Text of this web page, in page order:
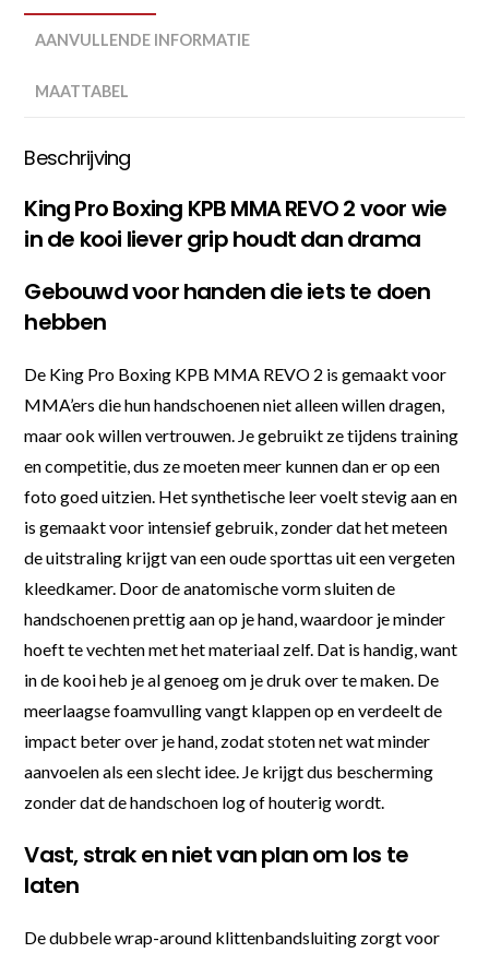
AANVULLENDE INFORMATIE
MAATTABEL
Beschrijving
King Pro Boxing KPB MMA REVO 2 voor wie
in de kooi liever grip houdt dan drama
Gebouwd voor handen die iets te doen
hebben
De King Pro Boxing KPB MMA REVO 2 is gemaakt voor
MMA’ers die hun handschoenen niet alleen willen dragen,
maar ook willen vertrouwen. Je gebruikt ze tijdens training
en competitie, dus ze moeten meer kunnen dan er op een
foto goed uitzien. Het synthetische leer voelt stevig aan en
is gemaakt voor intensief gebruik, zonder dat het meteen
de uitstraling krijgt van een oude sporttas uit een vergeten
kleedkamer. Door de anatomische vorm sluiten de
handschoenen prettig aan op je hand, waardoor je minder
hoeft te vechten met het materiaal zelf. Dat is handig, want
in de kooi heb je al genoeg om je druk over te maken. De
meerlaagse foamvulling vangt klappen op en verdeelt de
impact beter over je hand, zodat stoten net wat minder
aanvoelen als een slecht idee. Je krijgt dus bescherming
zonder dat de handschoen log of houterig wordt.
Vast, strak en niet van plan om los te
laten
De dubbele wrap-around klittenbandsluiting zorgt voor